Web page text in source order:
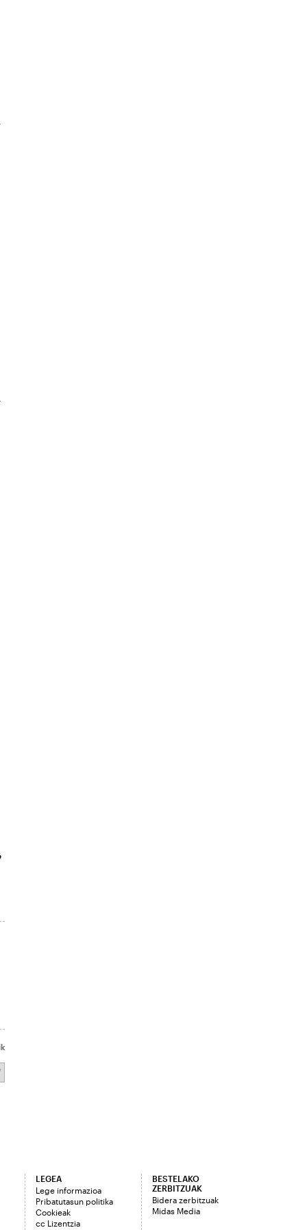
LEGEA
Lege informazioa
Pribatutasun politika
Cookieak
cc Lizentzia
BESTELAKO
ZERBITZUAK
Bidera zerbitzuak
Midas Media